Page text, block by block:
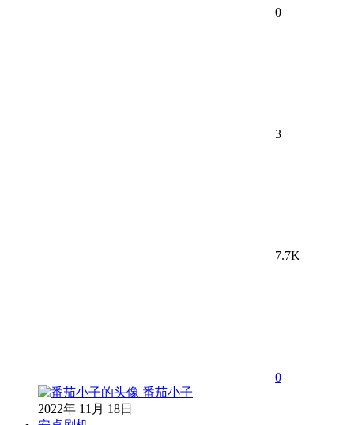
0
3
7.7K
0
番茄小子
2022年 11月 18日